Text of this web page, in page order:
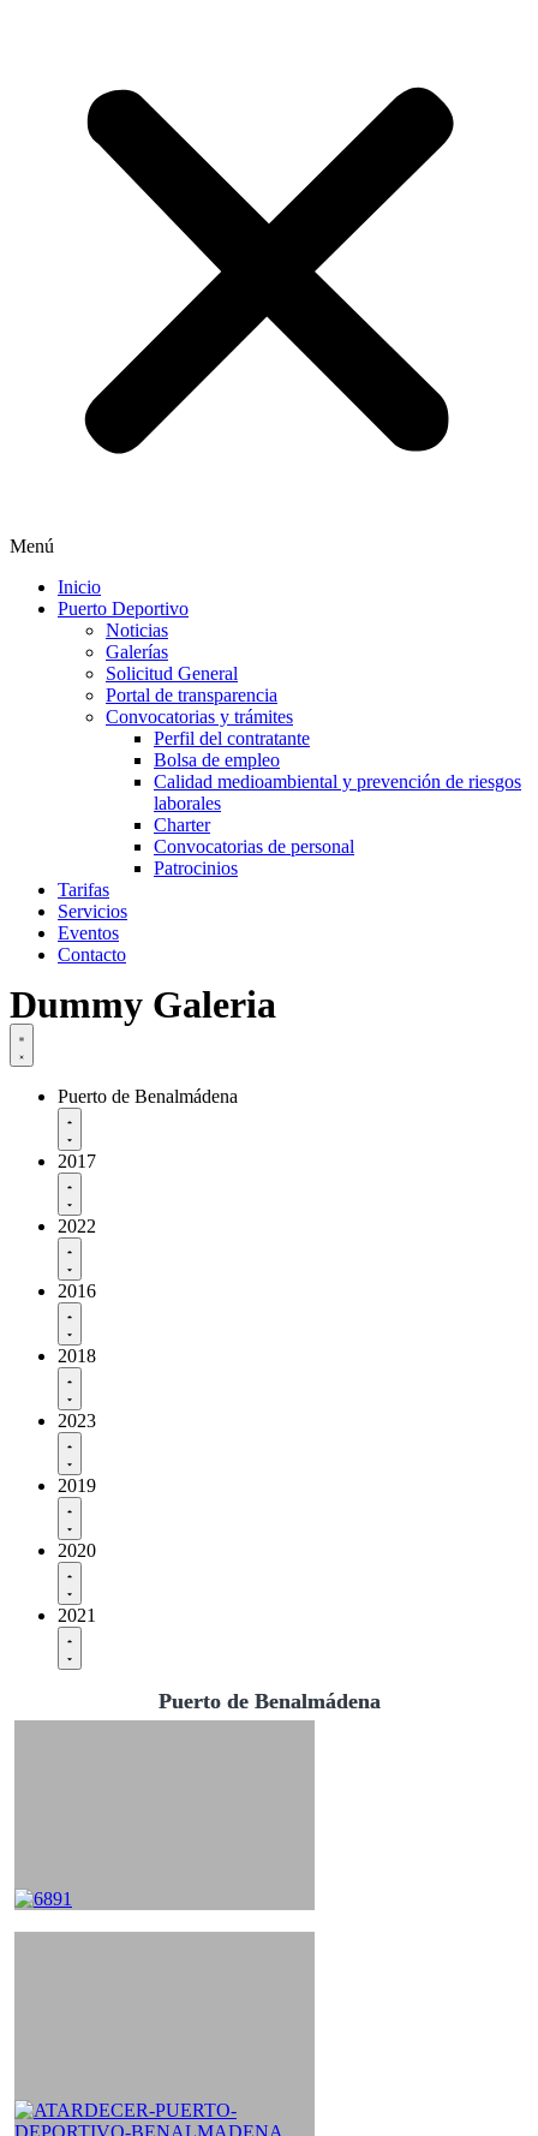
Menú
Inicio
Puerto Deportivo
Noticias
Galerías
Solicitud General
Portal de transparencia
Convocatorias y trámites
Perfil del contratante
Bolsa de empleo
Calidad medioambiental y prevención de riesgos
laborales
Charter
Convocatorias de personal
Patrocinios
Tarifas
Servicios
Eventos
Contacto
Dummy Galeria
Puerto de Benalmádena
2017
2022
2016
2018
2023
2019
2020
2021
Puerto de Benalmádena